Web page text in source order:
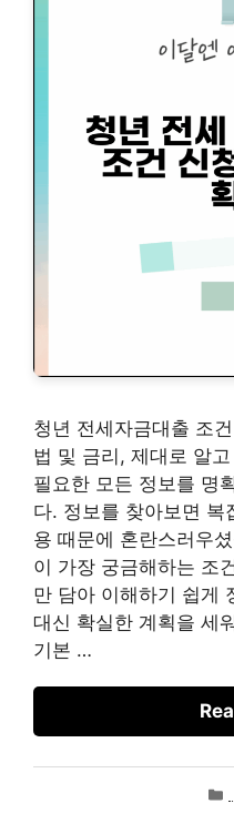
청년 전세자금대출 조
법 및 금리, 제대로 알
필요한 모든 정보를 명
다. 정보를 찾아보면 복
용 때문에 혼란스러우
이 가장 궁금해하는 조
만 담아 이해하기 쉽게
대신 확실한 계획을 세
기본 …